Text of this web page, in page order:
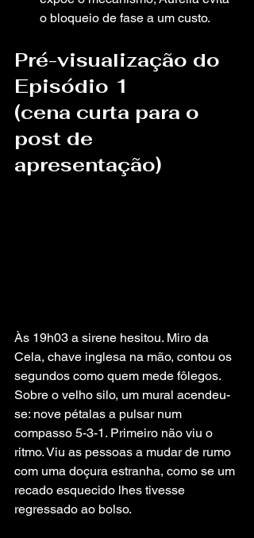
o bloqueio de fase a um custo.
Pré-visualização do
Episódio 1
(cena curta para o
post de
apresentação)
Às 19h03 a sirene hesitou. Miro da
Cela, chave inglesa na mão, contou os
segundos como quem mede fôlegos.
Sobre o velho silo, um mural acendeu-
se: nove pétalas a pulsar num
compasso 5-3-1. Primeiro não viu o
ritmo. Viu as pessoas a mudar de rumo
com uma doçura estranha, como se um
recado esquecido lhes tivesse
regressado ao bolso.